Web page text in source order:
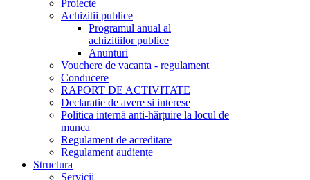
Proiecte
Achizitii publice
Programul anual al
achizitiilor publice
Anunturi
Vouchere de vacanta - regulament
Conducere
RAPORT DE ACTIVITATE
Declaratie de avere si interese
Politica internă anti-hărțuire la locul de
munca
Regulament de acreditare
Regulament audiențe
Structura
Servicii